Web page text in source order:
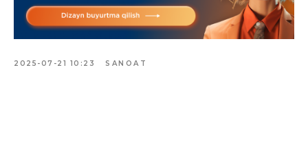
2025-07-21 10:23 SANOAT